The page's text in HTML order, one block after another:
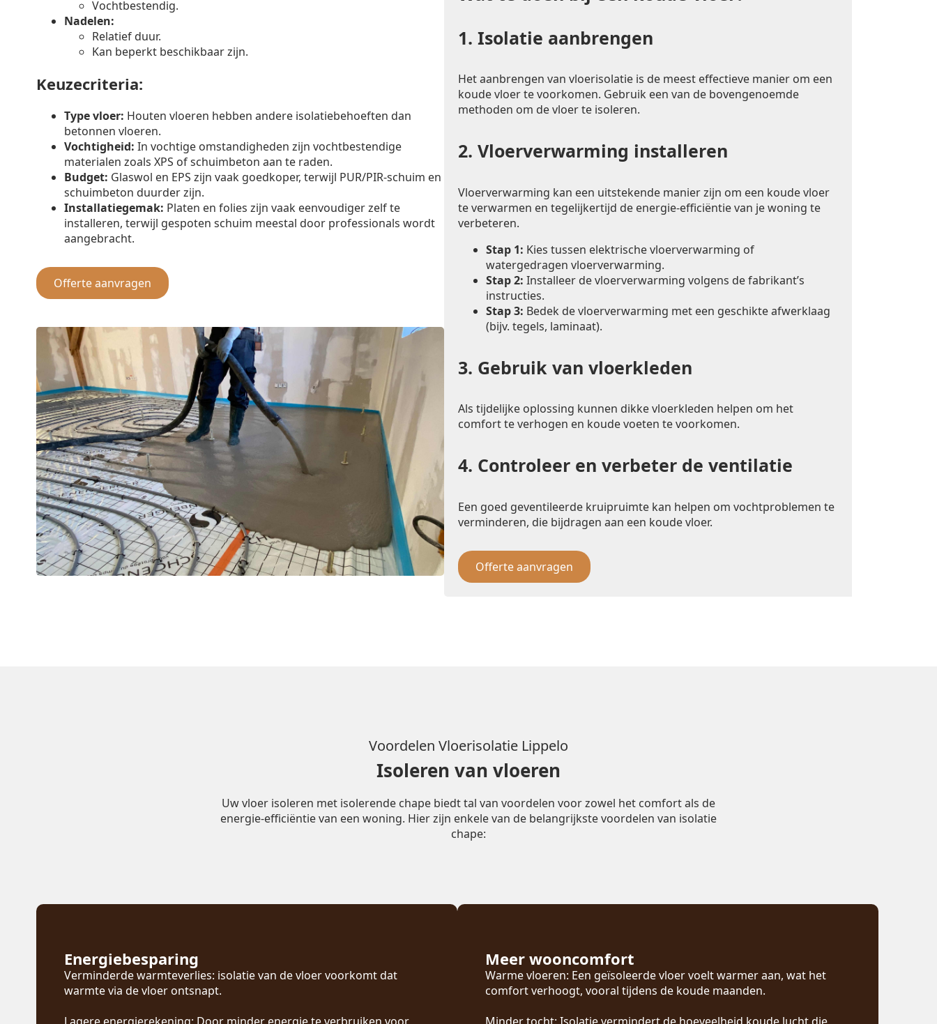
Vochtbestendig.
Nadelen:
Relatief duur.
Kan beperkt beschikbaar zijn.
Keuzecriteria:
Type vloer: Houten vloeren hebben andere isolatiebehoeften dan
betonnen vloeren.
Vochtigheid: In vochtige omstandigheden zijn vochtbestendige
materialen zoals XPS of schuimbeton aan te raden.
Budget: Glaswol en EPS zijn vaak goedkoper, terwijl PUR/PIR-schuim en
schuimbeton duurder zijn.
Installatiegemak: Platen en folies zijn vaak eenvoudiger zelf te
installeren, terwijl gespoten schuim meestal door professionals wordt
aangebracht.
Offerte aanvragen
1. Isolatie aanbrengen
Het aanbrengen van vloerisolatie is de meest effectieve manier om een
koude vloer te voorkomen. Gebruik een van de bovengenoemde
methoden om de vloer te isoleren.
2. Vloerverwarming installeren
Vloerverwarming kan een uitstekende manier zijn om een koude vloer
te verwarmen en tegelijkertijd de energie-efficiëntie van je woning te
verbeteren.
Stap 1: Kies tussen elektrische vloerverwarming of
watergedragen vloerverwarming.
Stap 2: Installeer de vloerverwarming volgens de fabrikant’s
instructies.
Stap 3: Bedek de vloerverwarming met een geschikte afwerklaag
(bijv. tegels, laminaat).
3. Gebruik van vloerkleden
Als tijdelijke oplossing kunnen dikke vloerkleden helpen om het
comfort te verhogen en koude voeten te voorkomen.
4. Controleer en verbeter de ventilatie
Een goed geventileerde kruipruimte kan helpen om vochtproblemen te
verminderen, die bijdragen aan een koude vloer.
Offerte aanvragen
Voordelen Vloerisolatie Lippelo
Isoleren van vloeren
Uw vloer isoleren met isolerende chape biedt tal van voordelen voor zowel het comfort als de
energie-efficiëntie van een woning. Hier zijn enkele van de belangrijkste voordelen van isolatie
chape:
Energiebesparing
Verminderde warmteverlies: isolatie van de vloer voorkomt dat
warmte via de vloer ontsnapt.
Lagere energierekening: Door minder energie te verbruiken voor
Meer wooncomfort
Warme vloeren: Een geïsoleerde vloer voelt warmer aan, wat het
comfort verhoogt, vooral tijdens de koude maanden.
Minder tocht: Isolatie vermindert de hoeveelheid koude lucht die